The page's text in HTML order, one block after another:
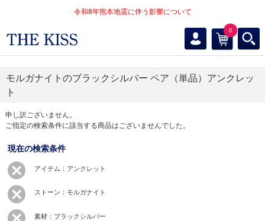
令和8年熊本地震に伴う影響について
0
モルガナイトのブラックシルバー ペア（単品）アンクレッ
ト
申し訳ございません。
ご指定の検索条件に該当する商品はございませんでした。
現在の検索条件
アイテム：アンクレット
ストーン：モルガナイト
素材：ブラックシルバー